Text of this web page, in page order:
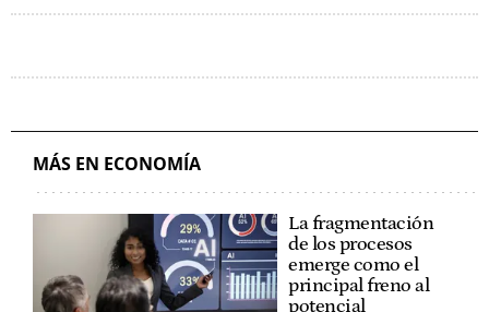
MÁS EN ECONOMÍA
La fragmentación
de los procesos
emerge como el
principal freno al
potencial